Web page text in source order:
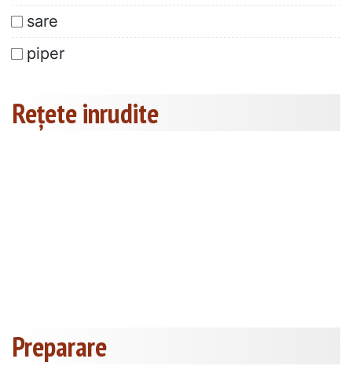
sare
piper
Rețete inrudite
Preparare